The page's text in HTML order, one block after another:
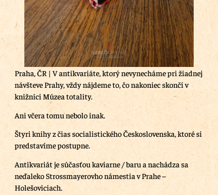
Praha, ČR | V antikvariáte, ktorý nevynecháme pri žiadnej
návšteve Prahy, vždy nájdeme to, čo nakoniec skončí v
knižnici Múzea totality.
Ani včera tomu nebolo inak.
Štyri knihy z čias socialistického Československa, ktoré si
predstavíme postupne.
Antikvariát je súčasťou kaviarne / baru a nachádza sa
neďaleko Strossmayerovho námestia v Prahe –
Holešoviciach.